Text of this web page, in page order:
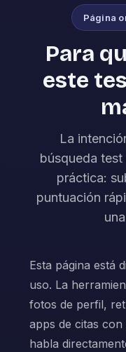
Página
Para
este
La
búsqueda
práctica:
puntuación
Esta página está
uso. La
fotos de perfil,
apps de citas
habla